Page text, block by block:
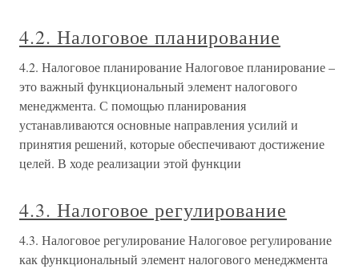
4.2. Налоговое планирование
4.2. Налоговое планирование Налоговое планирование –
это важный функциональный элемент налогового
менеджмента. С помощью планирования
устанавливаются основные направления усилий и
принятия решений, которые обеспечивают достижение
целей. В ходе реализации этой функции
4.3. Налоговое регулирование
4.3. Налоговое регулирование Налоговое регулирование
как функциональный элемент налогового менеджмента